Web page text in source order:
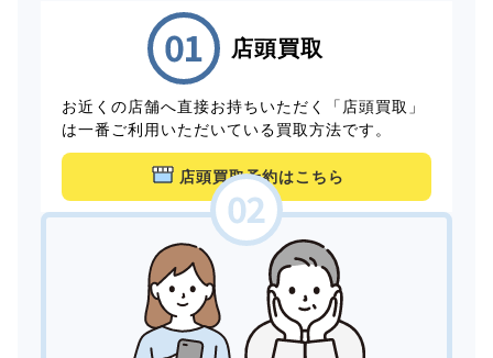
店頭買取
お近くの店舗へ直接お持ちいただく「店頭買取」
は一番ご利用いただいている買取方法です。
店頭買取予約はこちら